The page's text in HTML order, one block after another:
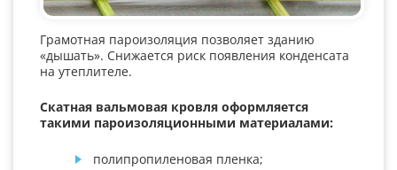
Грамотная пароизоляция позволяет зданию
«дышать». Снижается риск появления конденсата
на утеплителе.
Скатная вальмовая кровля оформляется
такими пароизоляционными материалами:
полипропиленовая пленка;